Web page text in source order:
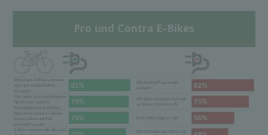
Pro und Contra E-Bikes